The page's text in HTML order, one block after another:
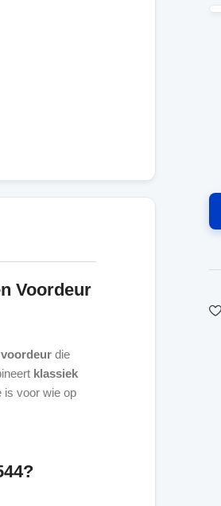
Voordeur
die
klassiek
is voor wie op